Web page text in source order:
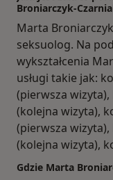
Broniarczyk-
Marta
seksuolog. Na
wykształcenia
usługi takie jak:
(pierwsza
(kolejna wizyta),
(pierwsza
(kolejna wizyta),
Gdzie Marta